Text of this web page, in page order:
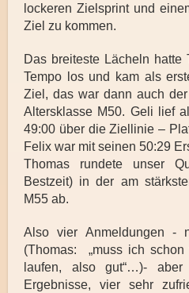
lockeren Zielsprint und
Ziel zu kommen.
Das breiteste Lächeln hatte
Tempo los und kam als
Ziel, das war dann auch
Altersklasse M50. Geli lief
49:00 über die Ziellinie –
Felix war mit seinen 50:29
Thomas rundete unser
Bestzeit) in der am
M55 ab.
Also vier Anmeldungen -
(Thomas: „muss ich
laufen, also gut“…)-
Ergebnisse, vier sehr